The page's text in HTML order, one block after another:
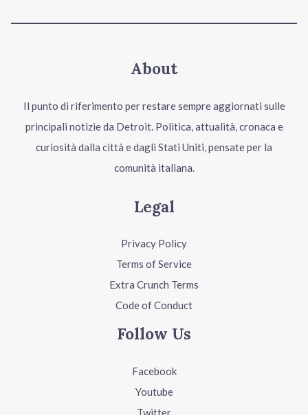
About
Il punto di riferimento per restare sempre aggiornati sulle
principali notizie da Detroit. Politica, attualità, cronaca e
curiosità dalla città e dagli Stati Uniti, pensate per la
comunità italiana.
Legal
Privacy Policy
Terms of Service
Extra Crunch Terms
Code of Conduct
Follow Us
Facebook
Youtube
Twitter